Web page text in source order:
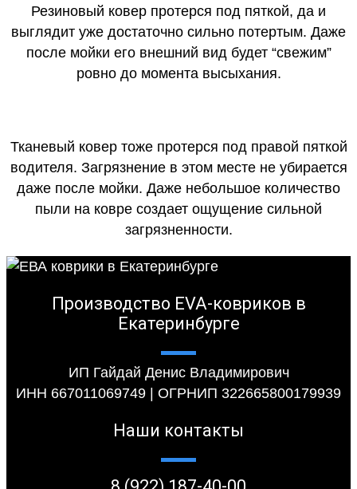
Резиновый ковер протерся под пяткой, да и
выглядит уже достаточно сильно потертым. Даже
после мойки его внешний вид будет “свежим”
ровно до момента высыхания.
Тканевый ковер тоже протерся под правой пяткой
водителя. Загрязнение в этом месте не убирается
даже после мойки. Даже небольшое количество
пыли на ковре создает ощущение сильной
загрязненности.
Производство EVA-ковриков в
Екатеринбурге
ИП Гайдай Денис Владимирович
ИНН 667011069749 | ОГРНИП 322665800179939
Наши контакты